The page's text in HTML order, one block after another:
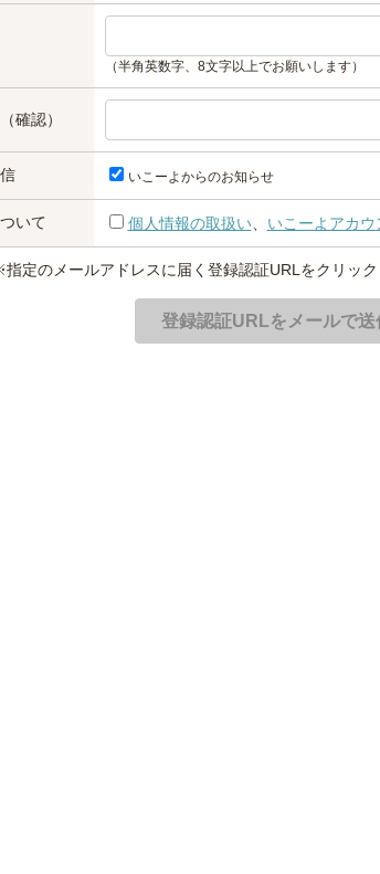
（半角英数字、8文字以上でお願いします）
確認）
いこーよからのお知らせ
いて 個人情報の取扱い、 いこーよアカウ
定のメールアドレスに届く登録認証URLをクリック